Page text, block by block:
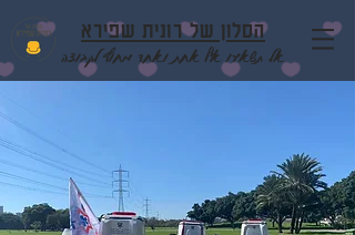
הסלון של רונית שפירא
אל תשאירו אף אחת ואחד מחוץ לקבוצה